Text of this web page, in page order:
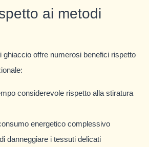
ai metodi
ghiaccio offre numerosi benefici rispetto
considerevole rispetto alla stiratura
energetico complessivo
danneggiare i tessuti delicati